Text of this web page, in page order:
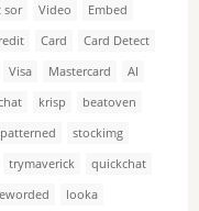
sor Video
Embed
Card
Card Detect
Visa Mastercard
AI
krisp
beatoven
patterned
stockimg
trymaverick
quickchat
looka